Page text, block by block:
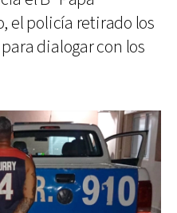
el policía retirado los
dialogar con los